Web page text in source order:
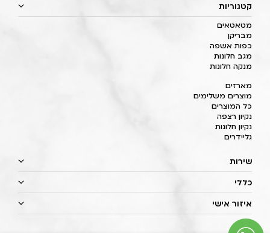
קטגוריות
מטאטאים
מבריקן
כפות אשפה
מגב חלונות
מנקה חלונות
מארזים
מוצרים משלימים
כל המוצרים
נקיון רצפה
נקיון חלונות
גליידרים
שירות
כללי
איזור אישי